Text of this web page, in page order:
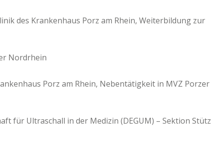
des Krankenhaus Porz am Rhein, Weiterbildung zur
Nordrhein
Porz am Rhein, Nebentätigkeit in MVZ Porzer
für Ultraschall in der Medizin (DEGUM) – Sektion